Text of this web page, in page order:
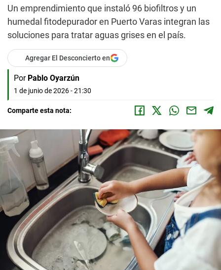
Un emprendimiento que instaló 96 biofiltros y un
humedal fitodepurador en Puerto Varas integran las
soluciones para tratar aguas grises en el país.
Agregar El Desconcierto en
Por Pablo Oyarzún
1 de junio de 2026 - 21:30
Comparte esta nota: